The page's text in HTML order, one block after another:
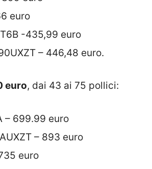
euro
-435,99 euro
– 446,48 euro.
euro, dai 43 ai 75 pollici:
– 699.99 euro
– 893 euro
euro